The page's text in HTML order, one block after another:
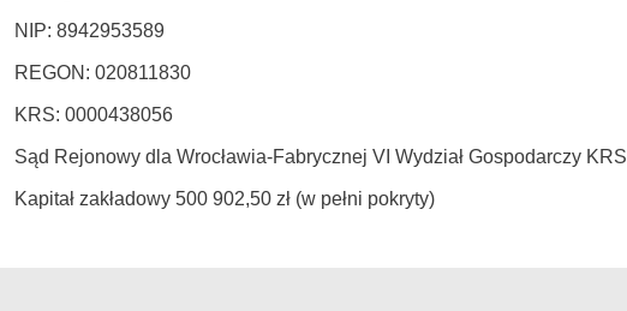
NIP: 8942953589
REGON: 020811830
KRS: 0000438056
Sąd Rejonowy dla Wrocławia-Fabrycznej VI Wydział Gospodarczy KRS
Kapitał zakładowy 500 902,50 zł (w pełni pokryty)